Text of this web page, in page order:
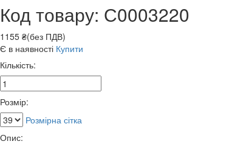
Код товару: С0003220
1155 ₴(без ПДВ)
Є в наявності Купити
Кількість:
Розмір:
Розмірна сітка
Опис: